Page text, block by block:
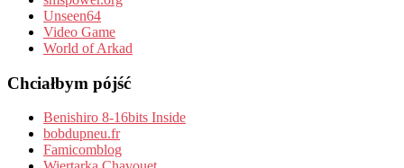
Unseen64
Video Game
World of Arkad
Chciałbym pójść
Benishiro 8-16bits Inside
bobdupneu.fr
Famicomblog